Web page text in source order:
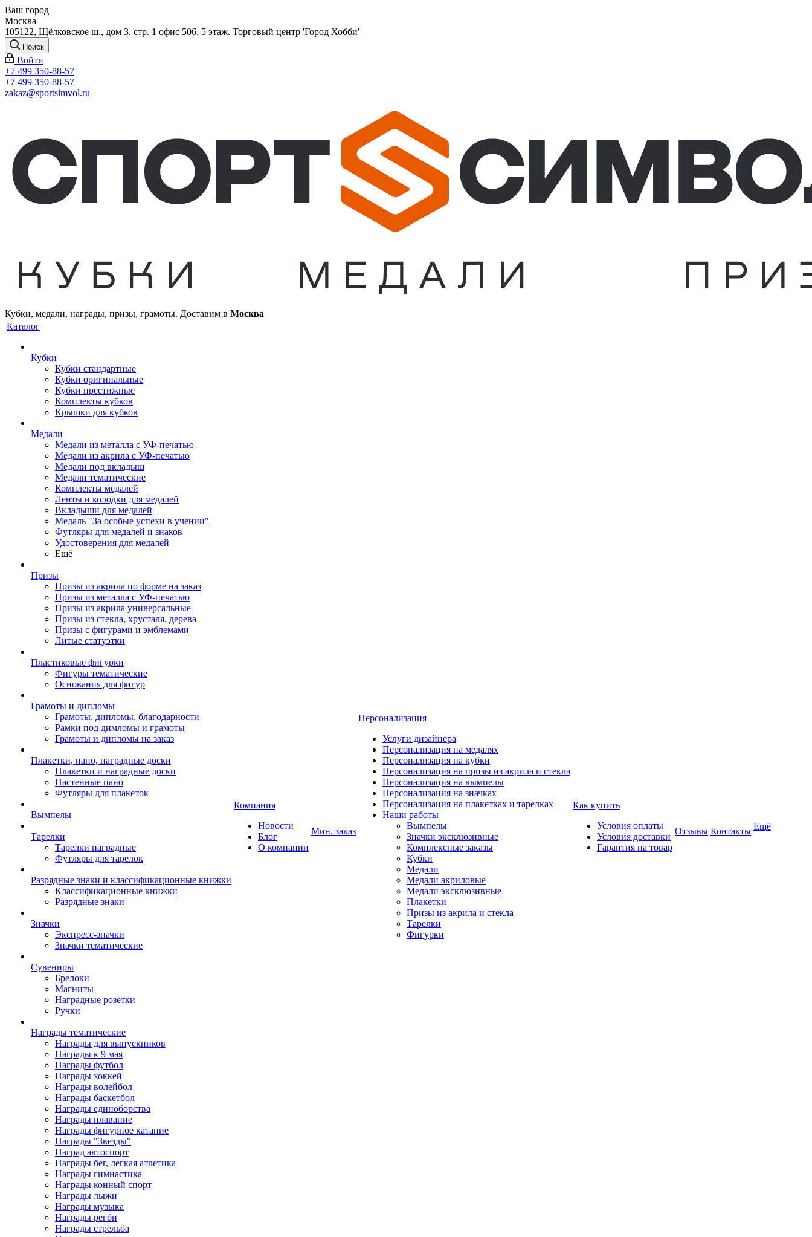
Ваш город
Москва
105122, Щёлковское ш., дом 3, стр. 1 офис 506, 5 этаж. Торговый центр 'Город Хобби'
Поиск
Войти
+7 499 350-88-57
+7 499 350-88-57
zakaz@sportsimvol.ru
Кубки, медали, награды, призы, грамоты. Доставим в Москва
Каталог
Кубки
Кубки стандартные
Кубки оригинальные
Кубки престижные
Комплекты кубков
Крышки для кубков
Медали
Медали из металла с УФ-печатью
Медали из акрила с УФ-печатью
Медали под вкладыш
Медали тематические
Комплекты медалей
Ленты и колодки для медалей
Вкладыши для медалей
Медаль "За особые успехи в учении"
Футляры для медалей и знаков
Удостоверения для медалей
Ещё
Призы
Призы из акрила по форме на заказ
Призы из металла с УФ-печатью
Призы из акрила универсальные
Призы из стекла, хрусталя, дерева
Призы с фигурами и эмблемами
Литые статуэтки
Пластиковые фигурки
Фигуры тематические
Основания для фигур
Грамоты и дипломы
Грамоты, дипломы, благодарности
Рамки под димломы и грамоты
Грамоты и дипломы на заказ
Плакетки, пано, наградные доски
Плакетки и наградные доски
Настенные пано
Футляры для плакеток
Вымпелы
Тарелки
Тарелки наградные
Футляры для тарелок
Разрядные знаки и классификационные книжки
Классификационные книжки
Разрядные знаки
Значки
Экспресс-значки
Значки тематические
Сувениры
Брелоки
Магниты
Наградные розетки
Ручки
Награды тематические
Награды для выпускников
Награды к 9 мая
Награды футбол
Награды хоккей
Награды волейбол
Награды баскетбол
Награды единоборства
Награды плавание
Награды фигурное катание
Награды "Звезды"
Наград автоспорт
Награды бег, легкая атлетика
Награды гимнастика
Награды конный спорт
Награды лыжи
Награды музыка
Награды регби
Награды стрельба
Компания
Новости
Блог
О компании
Мин. заказ
Персонализация
Услуги дизайнера
Персонализация на медалях
Персонализация на кубки
Персонализация на призы из акрила и стекла
Персонализация на вымпелы
Персонализация на значках
Персонализация на плакетках и тарелках
Наши работы
Вымпелы
Значки эксклюзивные
Комплексные заказы
Кубки
Медали
Медали акриловые
Медали эксклюзивные
Плакетки
Призы из акрила и стекла
Тарелки
Фигурки
Как купить
Условия оплаты
Условия доставки
Гарантия на товар
Отзывы Контакты Ещё